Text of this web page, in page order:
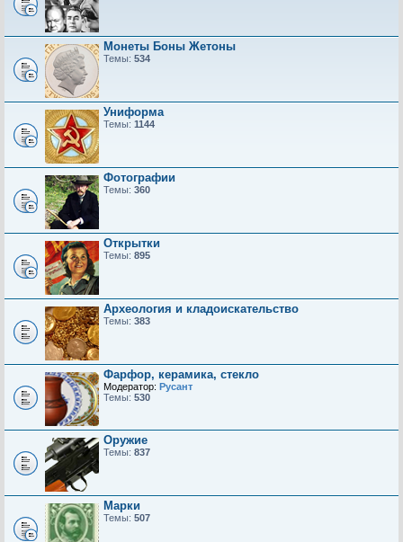
Монеты Боны Жетоны
Темы: 534
Униформа
Темы: 1144
Фотографии
Темы: 360
Открытки
Темы: 895
Археология и кладоискательство
Темы: 383
Фарфор, керамика, стекло
Модератор: Русант
Темы: 530
Оружие
Темы: 837
Марки
Темы: 507